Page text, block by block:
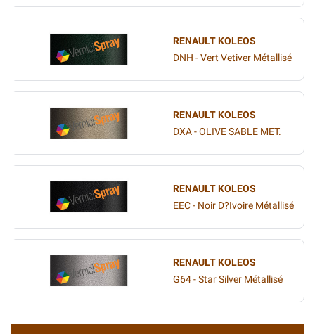
RENAULT KOLEOS
DNH - Vert Vetiver Métallisé
RENAULT KOLEOS
DXA - OLIVE SABLE MET.
RENAULT KOLEOS
EEC - Noir D?Ivoire Métallisé
RENAULT KOLEOS
G64 - Star Silver Métallisé